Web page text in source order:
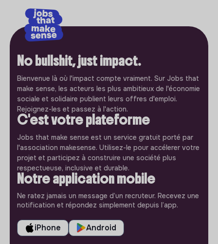
No bullshit, just impact.
Bienvenue là où l'impact compte vraiment. Sur Jobs that
make sense, les acteurs les plus ambitieux de l'économie
sociale et solidaire publient leurs offres d'emploi.
Rejoignez-les et passez à l'action.
C'est votre plateforme
Jobs that make sense est un service gratuit porté par
l'association makesense. Utilisez-le pour accélerer votre
projet et participez à construire une société plus
respectueuse, inclusive et durable.
Notre application mobile
Ne ratez jamais un message d’un recruteur. Recevez une
notification et répondez simplement depuis l’app.
iPhone Android